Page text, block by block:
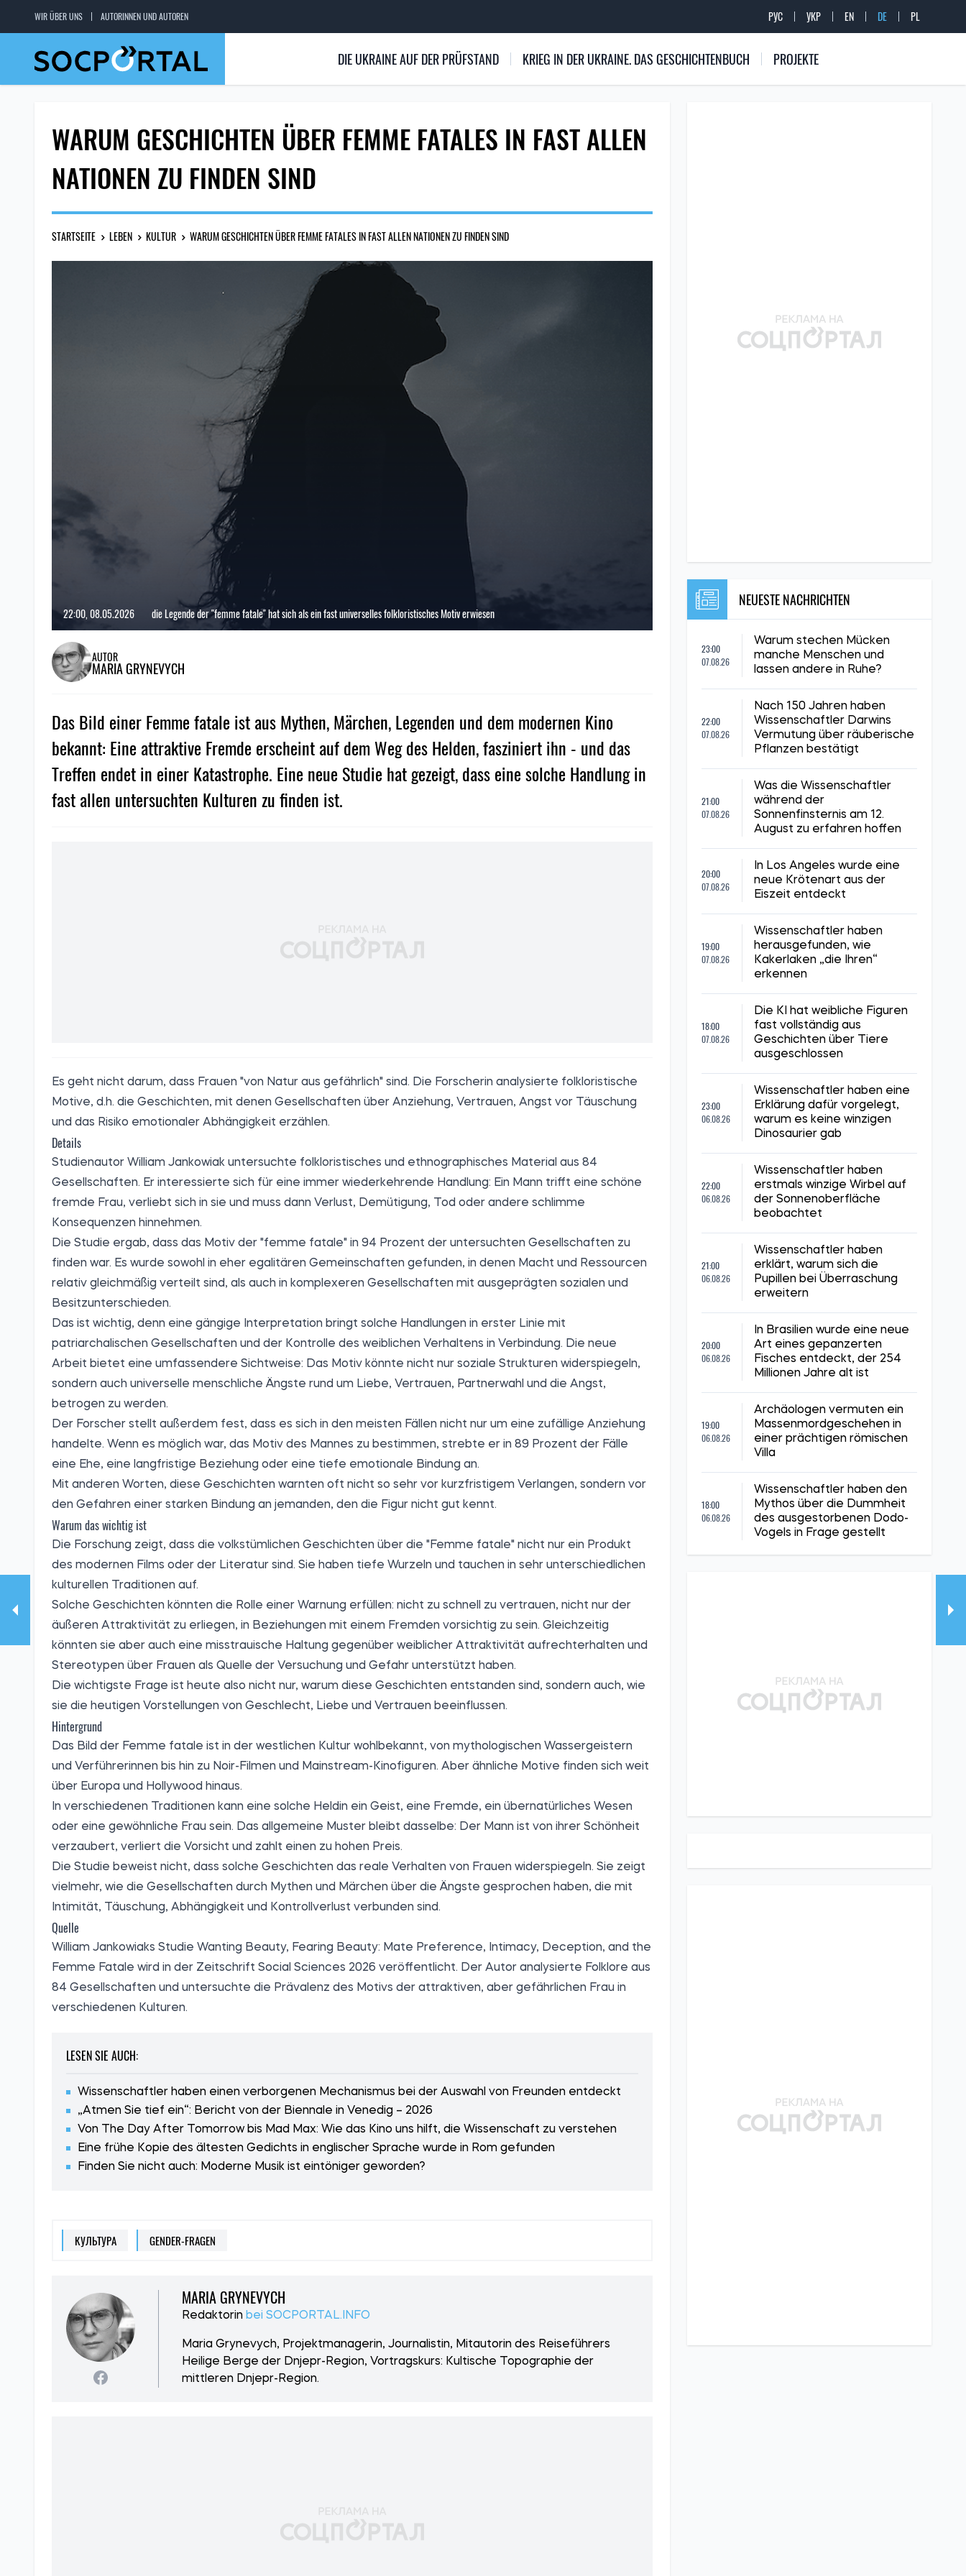
WIR ÜBER UNS AUTORINNEN UND AUTOREN РУС УКР EN DE PL
DIE UKRAINE AUF DER PRÜFSTAND KRIEG IN DER UKRAINE. DAS GESCHICHTENBUCH PROJEKTE
WARUM GESCHICHTEN ÜBER FEMME FATALES IN FAST ALLEN
NATIONEN ZU FINDEN SIND
STARTSEITE LEBEN KULTUR WARUM GESCHICHTEN ÜBER FEMME FATALES IN FAST ALLEN NATIONEN ZU FINDEN SIND
22:00, 08.05.2026 die Legende der "femme fatale" hat sich als ein fast universelles folkloristisches Motiv erwiesen
AUTOR
MARIA GRYNEVYCH
Das Bild einer Femme fatale ist aus Mythen, Märchen, Legenden und dem modernen Kino
bekannt: Eine attraktive Fremde erscheint auf dem Weg des Helden, fasziniert ihn - und das
Treffen endet in einer Katastrophe. Eine neue Studie hat gezeigt, dass eine solche Handlung in
fast allen untersuchten Kulturen zu finden ist.
Es geht nicht darum, dass Frauen "von Natur aus gefährlich" sind. Die Forscherin analysierte folkloristische
Motive, d.h. die Geschichten, mit denen Gesellschaften über Anziehung, Vertrauen, Angst vor Täuschung
und das Risiko emotionaler Abhängigkeit erzählen.
Details
Studienautor William Jankowiak untersuchte folkloristisches und ethnographisches Material aus 84
Gesellschaften. Er interessierte sich für eine immer wiederkehrende Handlung: Ein Mann trifft eine schöne
fremde Frau, verliebt sich in sie und muss dann Verlust, Demütigung, Tod oder andere schlimme
Konsequenzen hinnehmen.
Die Studie ergab, dass das Motiv der "femme fatale" in 94 Prozent der untersuchten Gesellschaften zu
finden war. Es wurde sowohl in eher egalitären Gemeinschaften gefunden, in denen Macht und Ressourcen
relativ gleichmäßig verteilt sind, als auch in komplexeren Gesellschaften mit ausgeprägten sozialen und
Besitzunterschieden.
Das ist wichtig, denn eine gängige Interpretation bringt solche Handlungen in erster Linie mit
patriarchalischen Gesellschaften und der Kontrolle des weiblichen Verhaltens in Verbindung. Die neue
Arbeit bietet eine umfassendere Sichtweise: Das Motiv könnte nicht nur soziale Strukturen widerspiegeln,
sondern auch universelle menschliche Ängste rund um Liebe, Vertrauen, Partnerwahl und die Angst,
betrogen zu werden.
Der Forscher stellt außerdem fest, dass es sich in den meisten Fällen nicht nur um eine zufällige Anziehung
handelte. Wenn es möglich war, das Motiv des Mannes zu bestimmen, strebte er in 89 Prozent der Fälle
eine Ehe, eine langfristige Beziehung oder eine tiefe emotionale Bindung an.
Mit anderen Worten, diese Geschichten warnten oft nicht so sehr vor kurzfristigem Verlangen, sondern vor
den Gefahren einer starken Bindung an jemanden, den die Figur nicht gut kennt.
Warum das wichtig ist
Die Forschung zeigt, dass die volkstümlichen Geschichten über die "Femme fatale" nicht nur ein Produkt
des modernen Films oder der Literatur sind. Sie haben tiefe Wurzeln und tauchen in sehr unterschiedlichen
kulturellen Traditionen auf.
Solche Geschichten könnten die Rolle einer Warnung erfüllen: nicht zu schnell zu vertrauen, nicht nur der
äußeren Attraktivität zu erliegen, in Beziehungen mit einem Fremden vorsichtig zu sein. Gleichzeitig
könnten sie aber auch eine misstrauische Haltung gegenüber weiblicher Attraktivität aufrechterhalten und
Stereotypen über Frauen als Quelle der Versuchung und Gefahr unterstützt haben.
Die wichtigste Frage ist heute also nicht nur, warum diese Geschichten entstanden sind, sondern auch, wie
sie die heutigen Vorstellungen von Geschlecht, Liebe und Vertrauen beeinflussen.
Hintergrund
Das Bild der Femme fatale ist in der westlichen Kultur wohlbekannt, von mythologischen Wassergeistern
und Verführerinnen bis hin zu Noir-Filmen und Mainstream-Kinofiguren. Aber ähnliche Motive finden sich weit
über Europa und Hollywood hinaus.
In verschiedenen Traditionen kann eine solche Heldin ein Geist, eine Fremde, ein übernatürliches Wesen
oder eine gewöhnliche Frau sein. Das allgemeine Muster bleibt dasselbe: Der Mann ist von ihrer Schönheit
verzaubert, verliert die Vorsicht und zahlt einen zu hohen Preis.
Die Studie beweist nicht, dass solche Geschichten das reale Verhalten von Frauen widerspiegeln. Sie zeigt
vielmehr, wie die Gesellschaften durch Mythen und Märchen über die Ängste gesprochen haben, die mit
Intimität, Täuschung, Abhängigkeit und Kontrollverlust verbunden sind.
Quelle
William Jankowiaks Studie Wanting Beauty, Fearing Beauty: Mate Preference, Intimacy, Deception, and the
Femme Fatale wird in der Zeitschrift Social Sciences 2026 veröffentlicht. Der Autor analysierte Folklore aus
84 Gesellschaften und untersuchte die Prävalenz des Motivs der attraktiven, aber gefährlichen Frau in
verschiedenen Kulturen.
LESEN SIE AUCH:
Wissenschaftler haben einen verborgenen Mechanismus bei der Auswahl von Freunden entdeckt
„Atmen Sie tief ein“: Bericht von der Biennale in Venedig – 2026
Von The Day After Tomorrow bis Mad Max: Wie das Kino uns hilft, die Wissenschaft zu verstehen
Eine frühe Kopie des ältesten Gedichts in englischer Sprache wurde in Rom gefunden
Finden Sie nicht auch: Moderne Musik ist eintöniger geworden?
КУЛЬТУРА GENDER-FRAGEN
MARIA GRYNEVYCH
Redaktorin bei SOCPORTAL.INFO
Maria Grynevych, Projektmanagerin, Journalistin, Mitautorin des Reiseführers
Heilige Berge der Dnjepr-Region, Vortragskurs: Kultische Topographie der
mittleren Dnjepr-Region.
NEUESTE NACHRICHTEN
23:00
07.08.26
Warum stechen Mücken
manche Menschen und
lassen andere in Ruhe?
22:00
07.08.26
Nach 150 Jahren haben
Wissenschaftler Darwins
Vermutung über räuberische
Pflanzen bestätigt
21:00
07.08.26
Was die Wissenschaftler
während der
Sonnenfinsternis am 12.
August zu erfahren hoffen
20:00
07.08.26
In Los Angeles wurde eine
neue Krötenart aus der
Eiszeit entdeckt
19:00
07.08.26
Wissenschaftler haben
herausgefunden, wie
Kakerlaken „die Ihren“
erkennen
18:00
07.08.26
Die KI hat weibliche Figuren
fast vollständig aus
Geschichten über Tiere
ausgeschlossen
23:00
06.08.26
Wissenschaftler haben eine
Erklärung dafür vorgelegt,
warum es keine winzigen
Dinosaurier gab
22:00
06.08.26
Wissenschaftler haben
erstmals winzige Wirbel auf
der Sonnenoberfläche
beobachtet
21:00
06.08.26
Wissenschaftler haben
erklärt, warum sich die
Pupillen bei Überraschung
erweitern
20:00
06.08.26
In Brasilien wurde eine neue
Art eines gepanzerten
Fisches entdeckt, der 254
Millionen Jahre alt ist
19:00
06.08.26
Archäologen vermuten ein
Massenmordgeschehen in
einer prächtigen römischen
Villa
18:00
06.08.26
Wissenschaftler haben den
Mythos über die Dummheit
des ausgestorbenen Dodo-
Vogels in Frage gestellt